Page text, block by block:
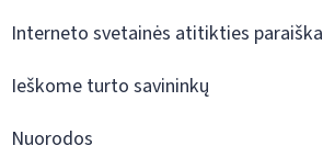
Interneto svetainės atitikties paraiška
Ieškome turto savininkų
Nuorodos